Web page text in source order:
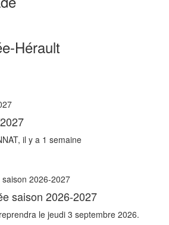
Hérault
il y a 1 semaine
saison 2026-2027
le jeudi 3 septembre 2026.